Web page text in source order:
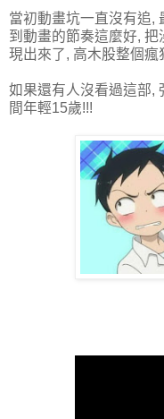
當初動畫坑一直沒有追,
到動畫的節奏這麼好,
現出來了, 高木股整個瘋
如果還有人沒看過這部,
間年輕15歲!!!